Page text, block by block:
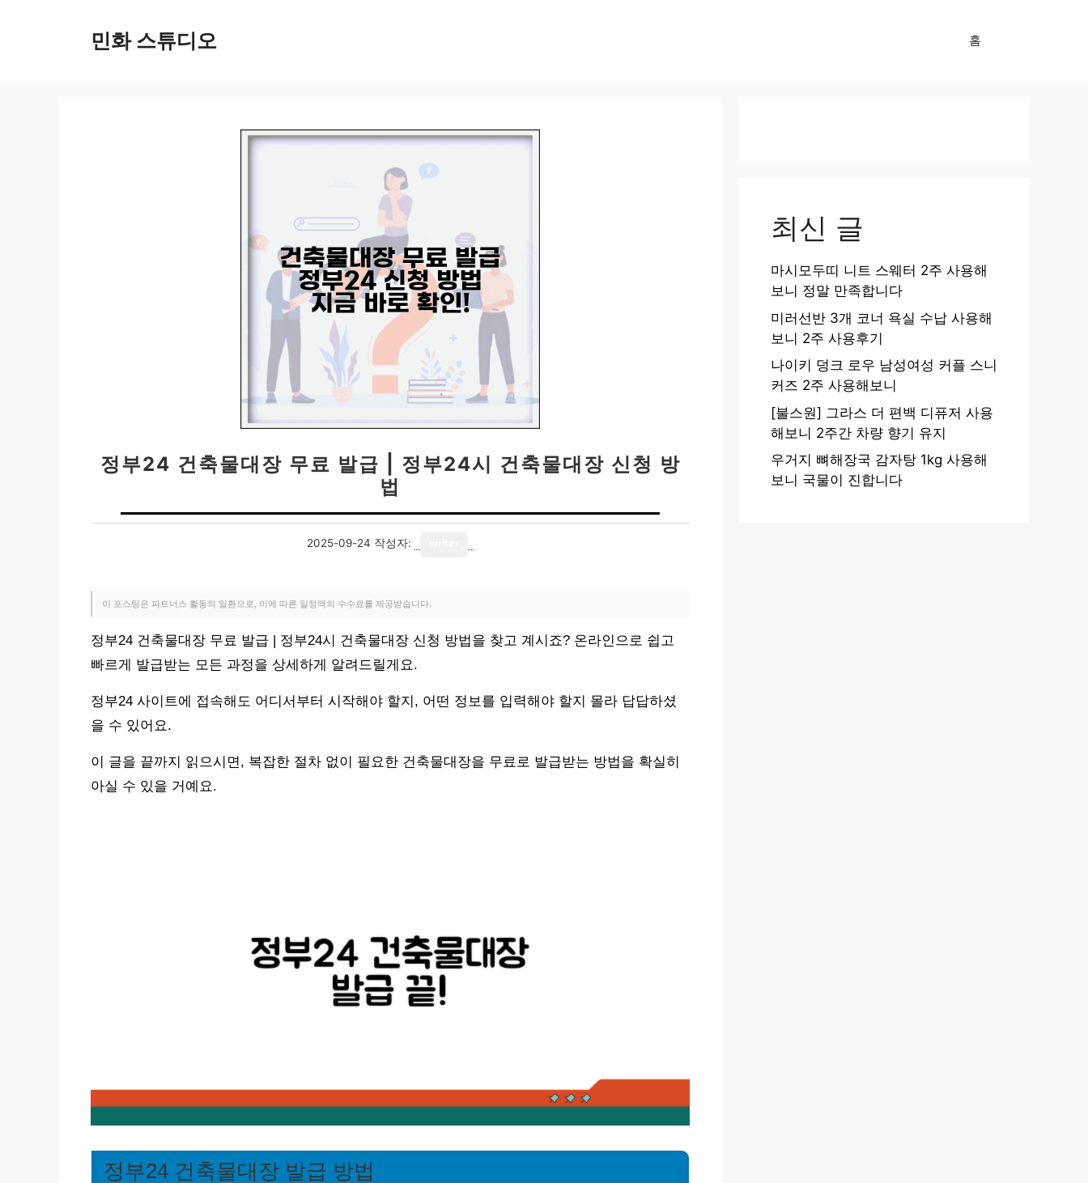
민화 스튜디오 홈
정부24 건축물대장 무료 발급 | 정부24시 건축물대장 신청 방
법
2025-09-24 작성자:
이 포스팅은 파트너스 활동의 일환으로, 이에 따른 일정액의 수수료를 제공받습니다.
정부24 건축물대장 무료 발급 | 정부24시 건축물대장 신청 방법을 찾고 계시죠? 온라인으로 쉽고
빠르게 발급받는 모든 과정을 상세하게 알려드릴게요.
정부24 사이트에 접속해도 어디서부터 시작해야 할지, 어떤 정보를 입력해야 할지 몰라 답답하셨
을 수 있어요.
이 글을 끝까지 읽으시면, 복잡한 절차 없이 필요한 건축물대장을 무료로 발급받는 방법을 확실히
아실 수 있을 거예요.
정부24 건축물대장 발급 방법
최신 글
마시모두띠 니트 스웨터 2주 사용해
보니 정말 만족합니다
미러선반 3개 코너 욕실 수납 사용해
보니 2주 사용후기
나이키 덩크 로우 남성여성 커플 스니
커즈 2주 사용해보니
[불스원] 그라스 더 편백 디퓨저 사용
해보니 2주간 차량 향기 유지
우거지 뼈해장국 감자탕 1kg 사용해
보니 국물이 진합니다